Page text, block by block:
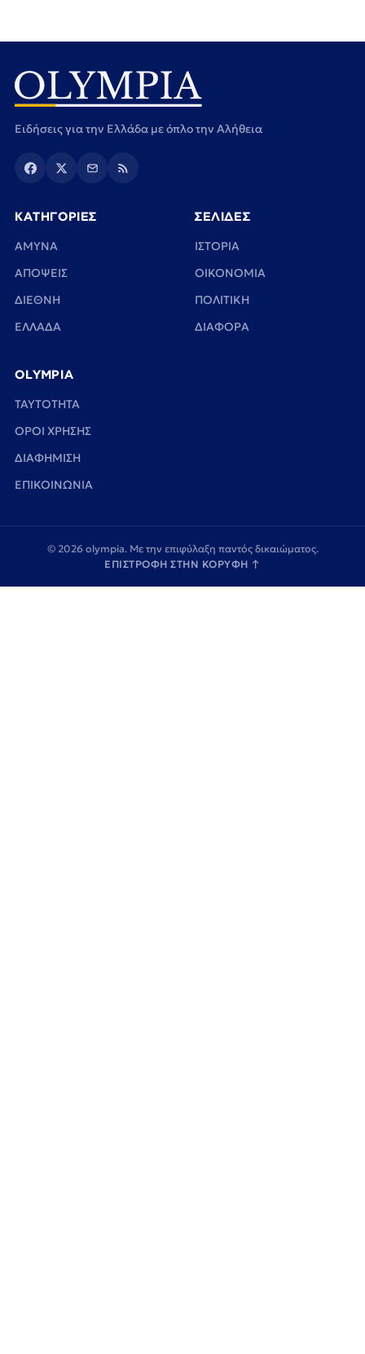
Ειδήσεις για την Ελλάδα με όπλο την Αλήθεια
ΚΑΤΗΓΟΡΙΕΣ
ΑΜΥΝΑ
ΑΠΟΨΕΙΣ
ΔΙΕΘΝΗ
ΕΛΛΑΔΑ
ΣΕΛΙΔΕΣ
ΙΣΤΟΡΙΑ
ΟΙΚΟΝΟΜΙΑ
ΠΟΛΙΤΙΚΗ
ΔΙΑΦΟΡΑ
OLYMPIA
TAYTOTHTA
ΟΡΟΙ ΧΡΗΣΗΣ
ΔΙΑΦΗΜΙΣΗ
ΕΠΙΚΟΙΝΩΝΙΑ
© 2026 olympia. Με την επιφύλαξη παντός δικαιώματος.
ΕΠΙΣΤΡΟΦΗ ΣΤΗΝ ΚΟΡΥΦΗ ↑